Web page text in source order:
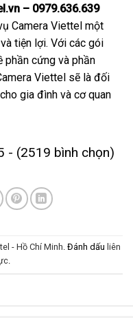
– 0979.636.639
Camera Viettel một
tiện lợi. Với các gói
cứng và phần
Viettel sẽ là đối
gia đình và cơ quan
- (2519 bình chọn)
- Hồ Chí Minh. Đánh dấu liên
.